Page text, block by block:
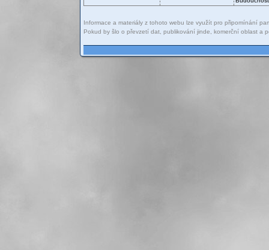
Informace a materiály z tohoto webu lze využít pro připomínání
Pokud by šlo o převzetí dat, publikování jinde, komerční oblast a